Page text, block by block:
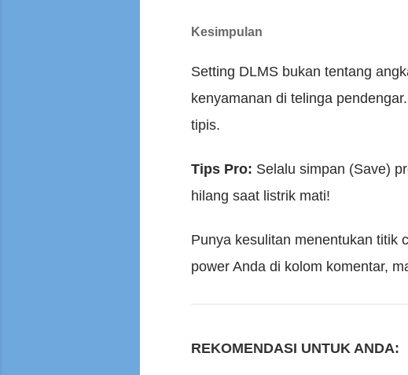
Kesimpulan
Setting DLMS bukan tentang
kenyamanan di telinga
tipis.
Tips Pro: Selalu simpan (Save)
hilang saat listrik mati!
Punya kesulitan menentukan titik
power Anda di kolom komentar,
REKOMENDASI UNTUK ANDA: